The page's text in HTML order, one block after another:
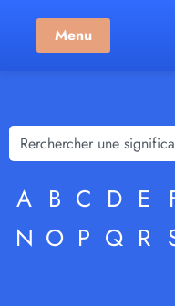
Menu
A B C D E
N O P Q R